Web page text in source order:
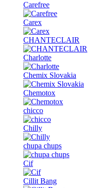
Carefree
Carex
CHANTECLAIR
Charlotte
Chemix Slovakia
Chemotox
chicco
Chilly
chupa chups
Cif
Cillit Bang